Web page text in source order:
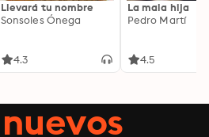
Llevará tu nombre
Sonsoles Ónega
4.3
La mala hija
Pedro Martí
4.5